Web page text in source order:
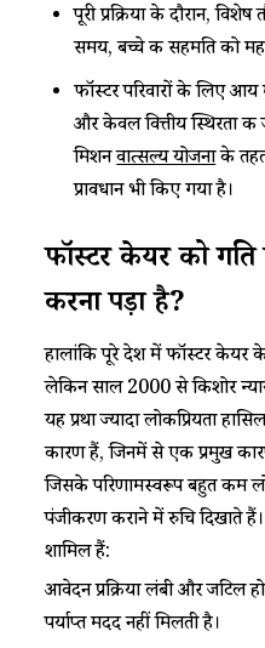
पूरी प्रक्रिया के दौरान,
समय, बच्चे की सहमति को
फॉस्टर परिवारों के लिए
और केवल वित्तीय स्थिरता
मिशनवात्सल्य योजनाके तहत
प्रावधान भी किए गया है।
फॉस्टर केयर को
करना पड़ा है?
हालांकि पूरे देश में फॉस्टर
लेकिन साल 2000 से किशोर
यह प्रथा ज्यादा लोकप्रियता
कारण हैं, जिनमें से एक प्रमुख
जिसके परिणामस्वरूप बहुत कम
पंजीकरण कराने में रुचि दिखाते
शामिल हैं:
आवेदन प्रक्रिया लंबी और जटिल
पर्याप्त मदद नहीं मिलती है।